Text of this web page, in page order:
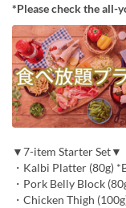
*Please check the all-
▼7-item Starter Set▼
・Kalbi Platter (80g)
・Pork Belly Block
・Chicken Thigh